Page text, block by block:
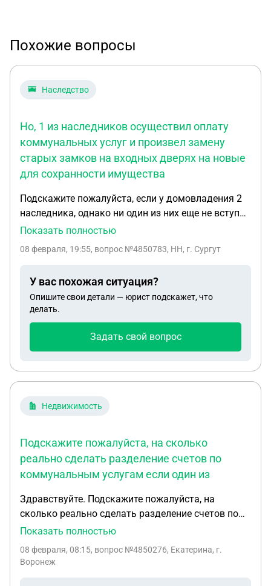
Похожие вопросы
Наследство
Но, 1 из наследников осуществил оплату
коммунальных услуг и произвел замену
старых замков на входных дверях на новые
для сохранности имущества
Подскажите пожалуйста, если у домовладения 2
наследника, однако ни один из них еще не вступил
в наследство. Но, 1 из наследников осуществил
старых замков на входных дверях на новые для
Показать полностью
08 февраля, 19:55, вопрос №4850783, НН, г. Сургут
У вас похожая ситуация?
Опишите свои детали — юрист подскажет, что
делать.
Задать свой вопрос
Недвижимость
Подскажите пожалуйста, на сколько
реально сделать разделение счетов по
коммунальным услугам если один из
Здравствуйте. Подскажите пожалуйста, на
сколько реально сделать разделение счетов по
коммунальным услугам если один из
недееспособным и находится на пожизненном
Показать полностью
08 февраля, 08:15, вопрос №4850276, Екатерина, г.
Воронеж